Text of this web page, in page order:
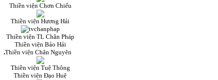
Thiền viện Chơn Chiếu
Thiền viện Hương Hải
Thiền viện TL Chân Pháp
Thiền viện Bảo Hải
Thiền viện Chân Nguyên
Thiền viện Tuệ Thông
Thiền viện Đạo Huệ